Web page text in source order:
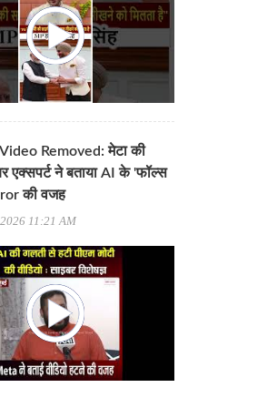
Removed: मेटा की
एक्सपर्ट ने बताया AI के 'फॉल्स
की वजह
11:21 AM